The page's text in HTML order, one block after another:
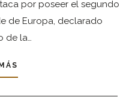
por poseer el segundo
de Europa, declarado
de la…